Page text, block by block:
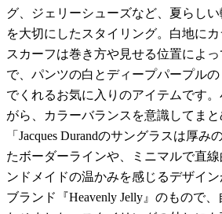
グ、ジェリーシューズなど、夏らし
を大切にしたスタイリング。白地に
スカーフは巻き方や見せる位置によ
で、パンツの白とディープパープル
でくれるお気に入りのアイテムです
がら、カラーバランスを意識してまと
「Jacques Durandのサングラスは厚み
たボーダーラインや、ミニマルで直
ンドメイドの温かみを感じるデザイ
ブランド『Heavenly Jelly』のもので